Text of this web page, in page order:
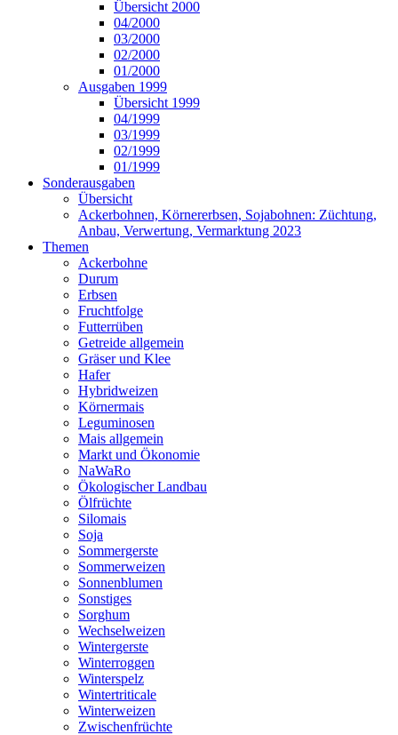
Übersicht 2000
04/2000
03/2000
02/2000
01/2000
Ausgaben 1999
Übersicht 1999
04/1999
03/1999
02/1999
01/1999
Sonderausgaben
Übersicht
Ackerbohnen, Körnererbsen, Sojabohnen: Züchtung,
Anbau, Verwertung, Vermarktung 2023
Themen
Ackerbohne
Durum
Erbsen
Fruchtfolge
Futterrüben
Getreide allgemein
Gräser und Klee
Hafer
Hybridweizen
Körnermais
Leguminosen
Mais allgemein
Markt und Ökonomie
NaWaRo
Ökologischer Landbau
Ölfrüchte
Silomais
Soja
Sommergerste
Sommerweizen
Sonnenblumen
Sonstiges
Sorghum
Wechselweizen
Wintergerste
Winterroggen
Winterspelz
Wintertriticale
Winterweizen
Zwischenfrüchte